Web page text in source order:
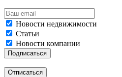
Новости недвижимости
Статьи
Новости компании